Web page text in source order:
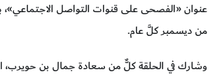
من ديسمبر كلَّ عام.
وشارك في الحلقة كلٌّ من سعادة جمال بن حويرب،